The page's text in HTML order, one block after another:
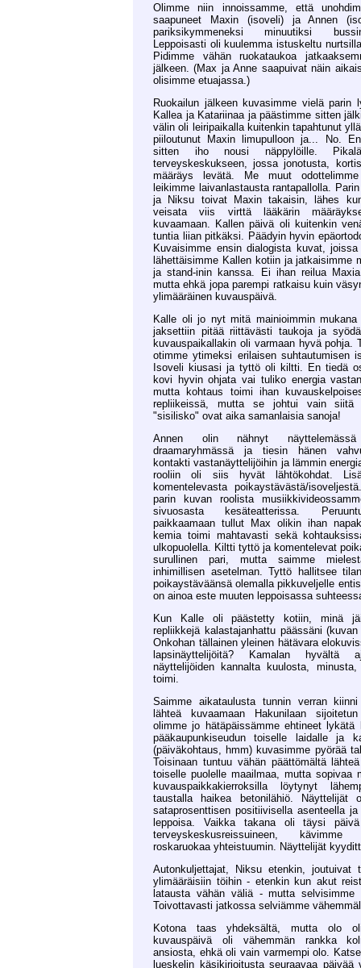
Olimme niin innoissamme, että
saapuneet Maxin (isoveli) ja Annen
pariksikymmeneksi minuutiksi
Leppoisasti oli kuulemma istuskeltu
Pidimme vähän ruokataukoa
jälkeen. (Max ja Anne saapuivat näin
olisimme etuajassa.)
Ruokailun jälkeen kuvasimme vielä parin
Kallea ja Katariinaa ja päästimme sitten
välin oli leiripaikalla kuitenkin tapahtunut
piiloutunut Maxin limupulloon ja... No.
sitten iho nousi näppylöille.
terveyskeskukseen, jossa jonotusta,
määräys levätä. Me muut
leikimme laivanlastausta rantapallolla.
ja Niksu toivat Maxin takaisin, lähes
veisata viis virttä lääkärin
kuvaamaan. Kallen päivä oli kuitenkin
tuntia liian pitkäksi. Päädyin hyvin
Kuvaisimme ensin dialogista kuvat,
lähettäisimme Kallen kotiin ja jatkaisimme
ja stand-inin kanssa. Ei ihan reilua
mutta ehkä jopa parempi ratkaisu kuin
ylimääräinen kuvauspäivä.
Kalle oli jo nyt mitä mainioimmin
jaksettiin pitää riittävästi taukoja ja
kuvauspaikallakin oli varmaan hyvä pohja.
otimme ytimeksi erilaisen suhtautumisen
Isoveli kiusasi ja tyttö oli kiltti. En tiedä
kovi hyvin ohjata vai tuliko energia
mutta kohtaus toimi ihan
repliikeissä, mutta se johtui vain
"sisilisko" ovat aika samanlaisia sanoja!
Annen olin nähnyt
draamaryhmässä ja tiesin hänen
kontakti vastanäyttelijöihin ja lämmin
rooliin oli siis hyvät lähtökohdat.
komentelevasta poikaystävästä/
parin kuvan roolista
sivuosasta kesäteatterissa.
paikkaamaan tullut Max olikin ihan
kemia toimi mahtavasti sekä
ulkopuolella. Kiltti tyttö ja komentelevat
surullinen pari, mutta saimme
inhimillisen asetelman. Tyttö hallitsee
poikaystäväänsä olemalla pikkuveljelle
on ainoa este muuten leppoisassa
Kun Kalle oli päästetty kotiin, minä
repliikkejä kalastajanhattu päässäni
Onkohan tällainen yleinen hätävara
lapsinäyttelijöitä? Kamalan hyvältä
näyttelijöiden kannalta kuulosta,
toimi.
Saimme aikataulusta tunnin verran
lähteä kuvaamaan Hakunilaan
olimme jo hätäpäissämme ehtineet lykätä
pääkaupunkiseudun toiselle laidalle ja
(päiväkohtaus, hmm) kuvasimme pyörää
Toisinaan tuntuu vähän päättömältä
toiselle puolelle maailmaa, mutta sopivaa
kuvauspaikkakierroksilla löytynyt
taustalla haikea betonilähiö. Näyttelijät
sataprosenttisen positiivisella asenteella
leppoisa. Vaikka takana oli täysi
terveyskeskusreissuineen,
roskaruokaa yhteistuumin. Näyttelijät
Autonkuljettajat, Niksu etenkin, joutuivat
ylimääräisiin töihin - etenkin kun akut
latausta vähän väliä - mutta selvisimme
Toivottavasti jatkossa selviämme
Kotona taas yhdeksältä, mutta olo
kuvauspäivä oli vähemmän rankka
ansiosta, ehkä oli vain varmempi olo.
lueskelin käsikirjoitusta seuraavaa päivää